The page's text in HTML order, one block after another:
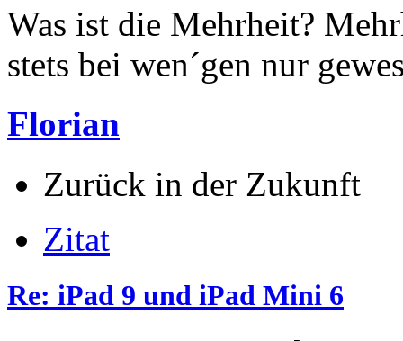
Was ist die Mehrheit?
stets bei wen´gen nur
Florian
Zurück in der Zukunft
Zitat
Re: iPad 9 und iPad Mini 6